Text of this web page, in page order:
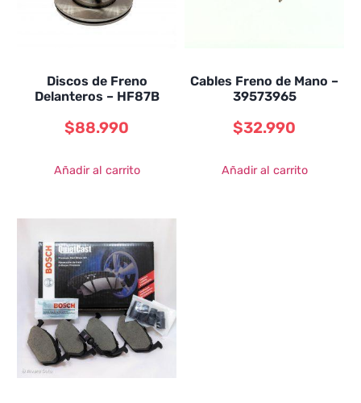
Discos de Freno
Delanteros – HF87B
$88.990
Añadir al carrito
Cables Freno de Mano –
39573965
$32.990
Añadir al carrito